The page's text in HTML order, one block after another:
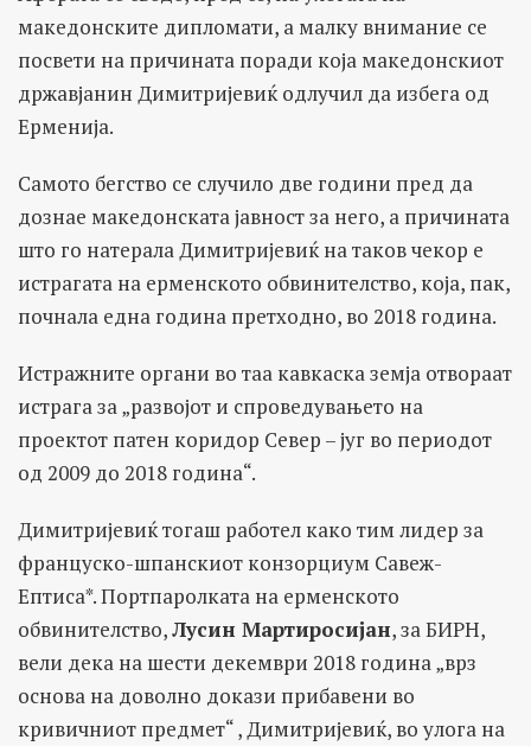
македонските дипломати, а малку внимание се
посвети на причината поради која македонскиот
државјанин Димитријевиќ одлучил да избега од
Ерменија.
Самото бегство се случило две години пред да
дознае македонската јавност за него, а причината
што го натерала Димитријевиќ на таков чекор е
истрагата на ерменското обвинителство, која, пак,
почнала една година претходно, во 2018 година.
Истражните органи во таа кавкаска земја отвораат
истрага за „развојот и спроведувањето на
проектот патен коридор Север – југ во периодот
од 2009 до 2018 година“.
Димитријевиќ тогаш работел како тим лидер за
француско-шпанскиот конзорциум Савеж-
Ептиса*. Портпаролката на ерменското
обвинителство,Лусин Мартиросијан, за БИРН,
вели дека на шести декември 2018 година „врз
основа на доволно докази прибавени во
кривичниот предмет“ , Димитријевиќ, во улога на